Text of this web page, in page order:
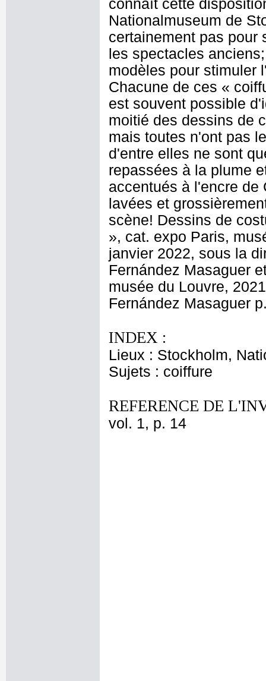
connaît cette
Nationalmuseum de
certainement pas pour
les spectacles
modèles pour stimuler
Chacune de ces «
est souvent possible
moitié des dessins de
mais toutes n'ont pas
d'entre elles ne sont
repassées à la plume
accentués à l'encre de
lavées et
scène! Dessins de
», cat. expo Paris,
janvier 2022, sous la
Fernández Masaguer
musée du Louvre,
Fernández Masaguer
INDEX :
Lieux : Stockholm,
Sujets : coiffure
REFERENCE DE
vol. 1, p. 14